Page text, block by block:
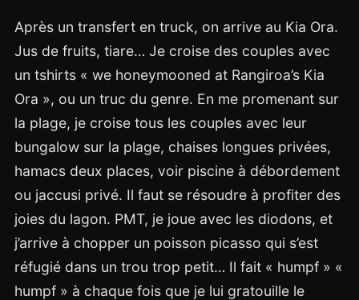
Hasard
Après un transfert en truck, on arrive au Kia Ora.
Jus de fruits, tiare… Je croise des couples avec
un tshirts « we honeymooned at Rangiroa’s Kia
Ora », ou un truc du genre. En me promenant sur
la plage, je croise tous les couples avec leur
bungalow sur la plage, chaises longues privées,
hamacs deux places, voir piscine à débordement
ou jaccusi privé. Il faut se résoudre à profiter des
joies du lagon. PMT, je joue avec les diodons, et
j’arrive à chopper un poisson picasso qui s’est
réfugié dans un trou trop petit… Il fait « humpf » «
humpf » à chaque fois que je lui gratouille le